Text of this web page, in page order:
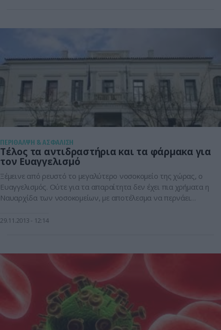
ΠΕΡΙΘΑΛΨΗ & ΑΣΦΑΛΙΣΗ
Τέλος τα αντιδραστήρια και τα φάρμακα για
τον Ευαγγελισμό
Ξέμεινε από ρευστό το μεγαλύτερο νοσοκομείο της χώρας, ο
Ευαγγελισμός. Ούτε για τα απαραίτητα δεν έχει πια χρήματα η
Ναυαρχίδα των νοσοκομείων, με αποτέλεσμα να περνάει
εργαζομένων, οι μνημονιακές περικοπές στους
διαθέτει […]
29.11.2013 12:14